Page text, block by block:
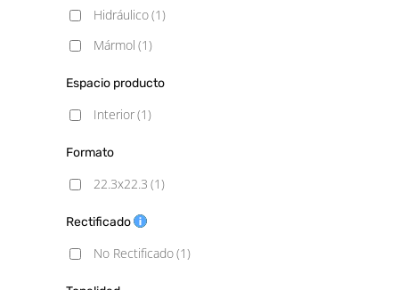
Hidráulico(1)
Mármol (1)
Espacio producto
Interior(1)
Formato
22.3x22.3 (1)
Rectificado
No Rectificado(1)